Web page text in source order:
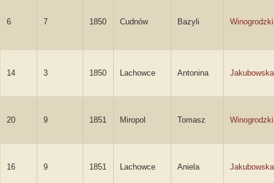
6 7 1850 Cudnów Bazyli Winogrodzki
14 3 1850 Lachowce Antonina Jakubowska
20 9 1851 Miropol Tomasz Winogrodzki
16 9 1851 Lachowce Aniela Jakubowska